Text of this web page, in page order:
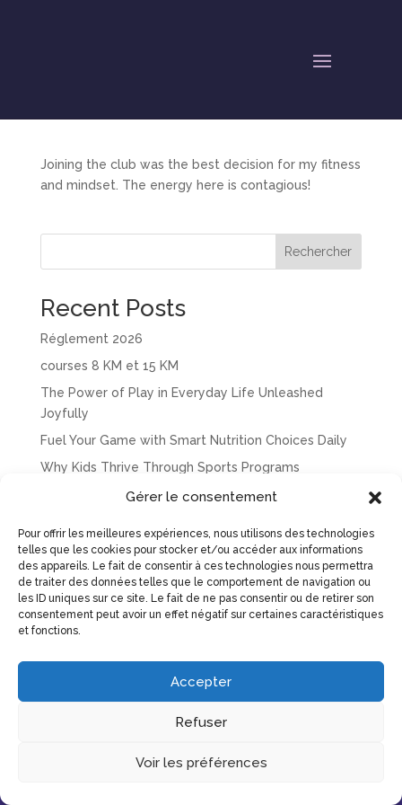
Gérer le consentement
Pour offrir les meilleures expériences, nous utilisons des technologies
telles que les cookies pour stocker et/ou accéder aux informations
des appareils. Le fait de consentir à ces technologies nous permettra
de traiter des données telles que le comportement de navigation ou
les ID uniques sur ce site. Le fait de ne pas consentir ou de retirer son
consentement peut avoir un effet négatif sur certaines caractéristiques
et fonctions.
Accepter
Refuser
Voir les préférences
Joining the club was the best decision for my fitness
and mindset. The energy here is contagious!
Rechercher
Recent Posts
Réglement 2026
courses 8 KM et 15 KM
The Power of Play in Everyday Life Unleashed
Joyfully
Fuel Your Game with Smart Nutrition Choices Daily
Why Kids Thrive Through Sports Programs
Recent Comments
hello worldsurWhy Kids Thrive Through Sports
Programs Everywhere
Hacklink PanelsurThe Power of Play in Everyday
Life Unleashed Joyfully